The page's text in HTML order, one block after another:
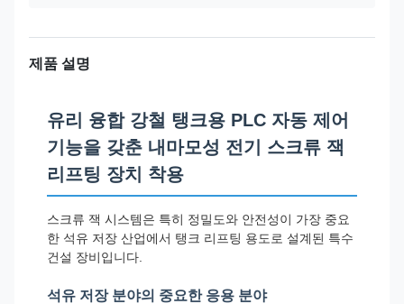
제품 설명
유리 융합 강철 탱크용 PLC 자동 제어
기능을 갖춘 내마모성 전기 스크류 잭
리프팅 장치 착용
스크류 잭 시스템은 특히 정밀도와 안전성이 가장 중요
한 석유 저장 산업에서 탱크 리프팅 용도로 설계된 특수
건설 장비입니다.
석유 저장 분야의 중요한 응용 분야